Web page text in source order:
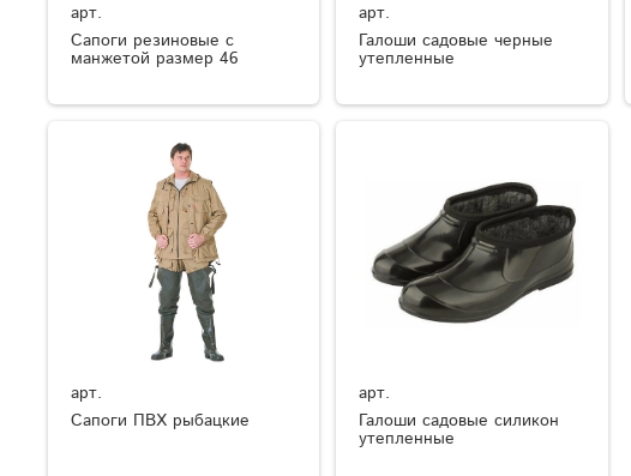
арт.
Сапоги резиновые с
манжетой размер 46
арт.
Галоши садовые черные
утепленные
арт.
Сапоги ПВХ рыбацкие
арт.
Галоши садовые силикон
утепленные